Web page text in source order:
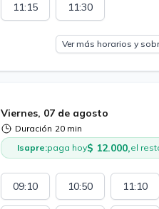
11:15 11:30
Ver más horarios y
Viernes, 07 de agosto
Duración 20 min
Isapre:paga hoy$ 12.000,el
09:10 10:50 11:10